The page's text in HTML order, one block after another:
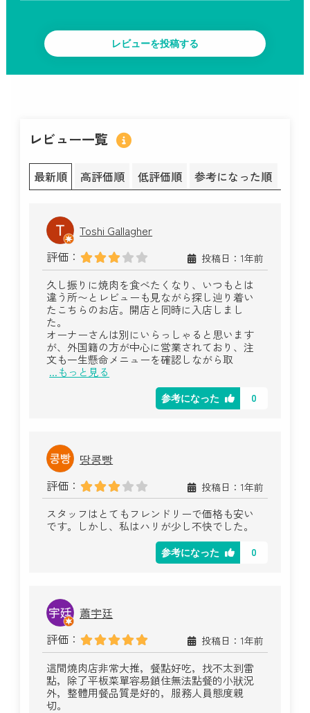
レビュー一覧
最新順 高評価順 低評価順 参考になった順
Toshi Gallagher
評価：
投稿日：1年前
久し振りに焼肉を食べたくなり、いつもとは
違う所〜とレビューも見ながら探し辿り着い
たこちらのお店。開店と同時に入店しまし
た。
オーナーさんは別にいらっしゃると思います
が、外国籍の方が中心に営業されており、注
文も一生懸命メニューを確認しながら取
...もっと見る
参考になった 0
땅콩빵
評価：
投稿日：1年前
スタッフはとてもフレンドリーで価格も安い
です。しかし、私はハリが少し不快でした。
参考になった 0
蕭宇廷
評価：
投稿日：1年前
這間燒肉店非常大推，餐點好吃，找不太到雷
點，除了平板菜單容易鎖住無法點餐的小狀況
外，整體用餐品質是好的，服務人員態度親
切。